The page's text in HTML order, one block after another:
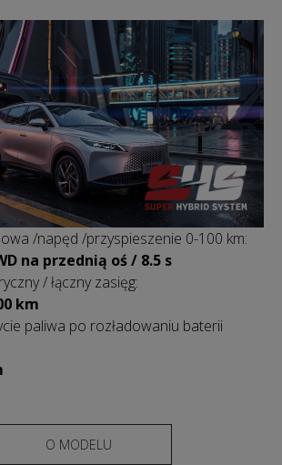
/napęd /przyspieszenie 0-100 km:
na przednią oś / 8.5 s
/ łączny zasięg:
km
paliwa po rozładowaniu baterii
O MODELU